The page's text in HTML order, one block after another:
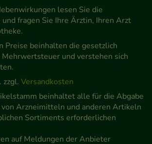
Hierüber lassen sich
die Art und Weise der Nutzung
sammeln, mit deren Hilfe wir
weiter für Sie optimieren können,
Website aber auch die
möglichst relevant für Sie
beachten Sie, dass Daten hierfür
wie z.B. Google oder soziale
werden.
lesen Sie die
und fragen Sie Ihre Ärztin, Ihren Arzt
Preise beinhalten die gesetzlich
und verstehen sich
zzgl. Versandkosten
beinhaltet alle für die Abgabe
Arzneimitteln und anderen Artikeln
Sortiments erforderlichen
auf Meldungen der Anbieter